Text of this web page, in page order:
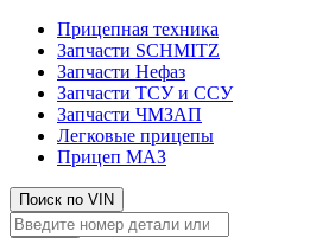
Прицепная техника
Запчасти SCHMITZ
Запчасти Нефаз
Запчасти ТСУ и ССУ
Запчасти ЧМЗАП
Легковые прицепы
Прицеп МАЗ
Поиск по VIN